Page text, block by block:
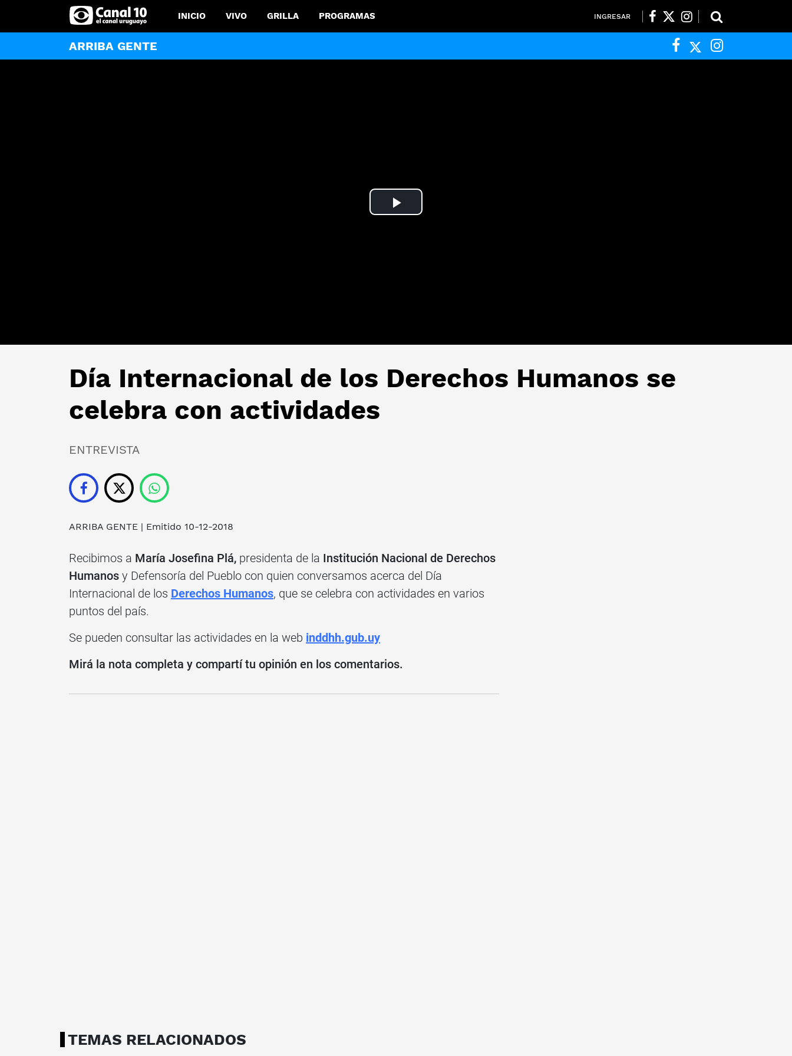
INICIO VIVO GRILLA PROGRAMAS INGRESAR
ARRIBA GENTE
Play
Día Internacional de los Derechos Humanos se
celebra con actividades
ENTREVISTA
ARRIBA GENTE | Emitido 10-12-2018
Recibimos a María Josefina Plá, presidenta de la Institución Nacional de Derechos
Humanos y Defensoría del Pueblo con quien conversamos acerca del Día
Internacional de los Derechos Humanos, que se celebra con actividades en varios
puntos del país.
Se pueden consultar las actividades en la web inddhh.gub.uy
Mirá la nota completa y compartí tu opinión en los comentarios.
TEMAS RELACIONADOS